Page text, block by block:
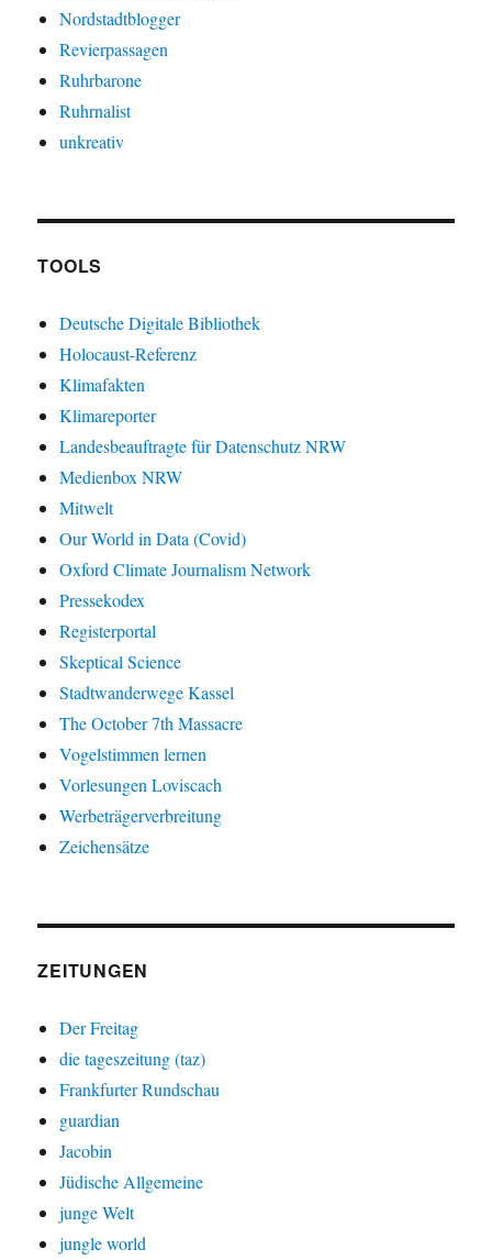
Nordstadtblogger
Revierpassagen
Ruhrbarone
Ruhrnalist
unkreativ
TOOLS
Deutsche Digitale Bibliothek
Holocaust-Referenz
Klimafakten
Klimareporter
Landesbeauftragte für Datenschutz NRW
Medienbox NRW
Mitwelt
Our World in Data (Covid)
Oxford Climate Journalism Network
Pressekodex
Registerportal
Skeptical Science
Stadtwanderwege Kassel
The October 7th Massacre
Vogelstimmen lernen
Vorlesungen Loviscach
Werbeträgerverbreitung
Zeichensätze
ZEITUNGEN
Der Freitag
die tageszeitung (taz)
Frankfurter Rundschau
guardian
Jacobin
Jüdische Allgemeine
junge Welt
jungle world